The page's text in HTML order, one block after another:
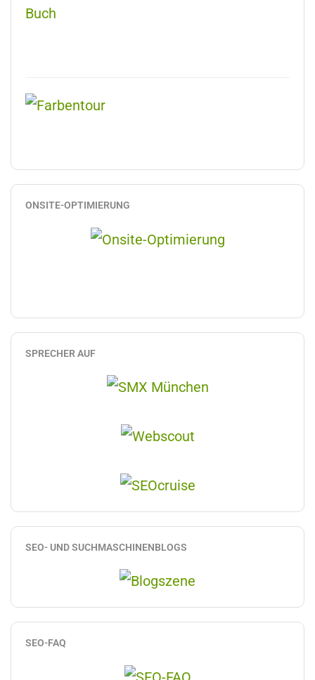
ONSITE-OPTIMIERUNG
SPRECHER AUF
SEO- UND SUCHMASCHINENBLOGS
SEO-FAQ